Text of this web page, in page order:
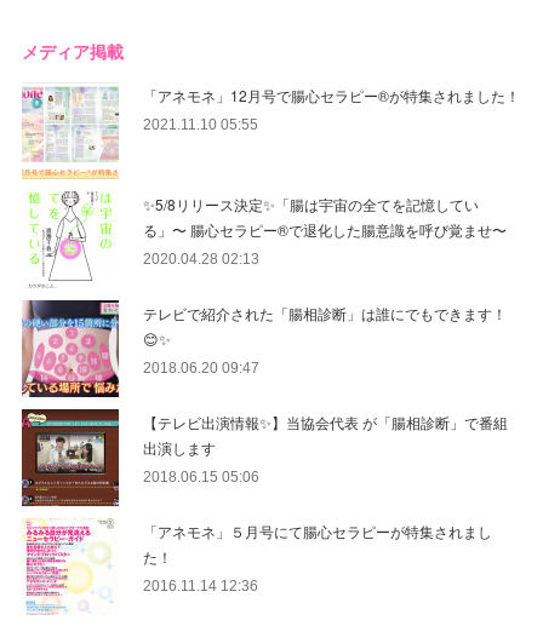
メディア掲載
「アネモネ」12月号で腸心セラピー®︎が特集されました！
2021.11.10 05:55
✨5/8リリース決定✨「腸は宇宙の全てを記憶してい
る」〜 腸心セラピー®︎で退化した腸意識を呼び覚ませ〜
2020.04.28 02:13
テレビで紹介された「腸相診断」は誰にでもできます！
😊✨
2018.06.20 09:47
【テレビ出演情報✨】当協会代表 が「腸相診断」で番組
出演します
2018.06.15 05:06
「アネモネ」５月号にて腸心セラピーが特集されまし
た！
2016.11.14 12:36